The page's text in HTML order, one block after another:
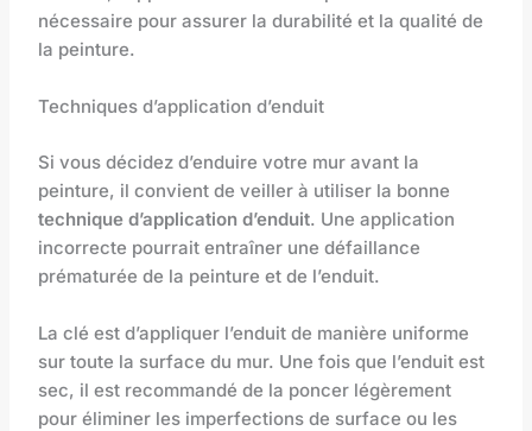
nécessaire pour assurer la durabilité et la qualité de
la peinture.
Techniques d’application d’enduit
Si vous décidez d’enduire votre mur avant la
peinture, il convient de veiller à utiliser la bonne
technique d’application d’enduit. Une application
incorrecte pourrait entraîner une défaillance
prématurée de la peinture et de l’enduit.
La clé est d’appliquer l’enduit de manière uniforme
sur toute la surface du mur. Une fois que l’enduit est
sec, il est recommandé de la poncer légèrement
pour éliminer les imperfections de surface ou les